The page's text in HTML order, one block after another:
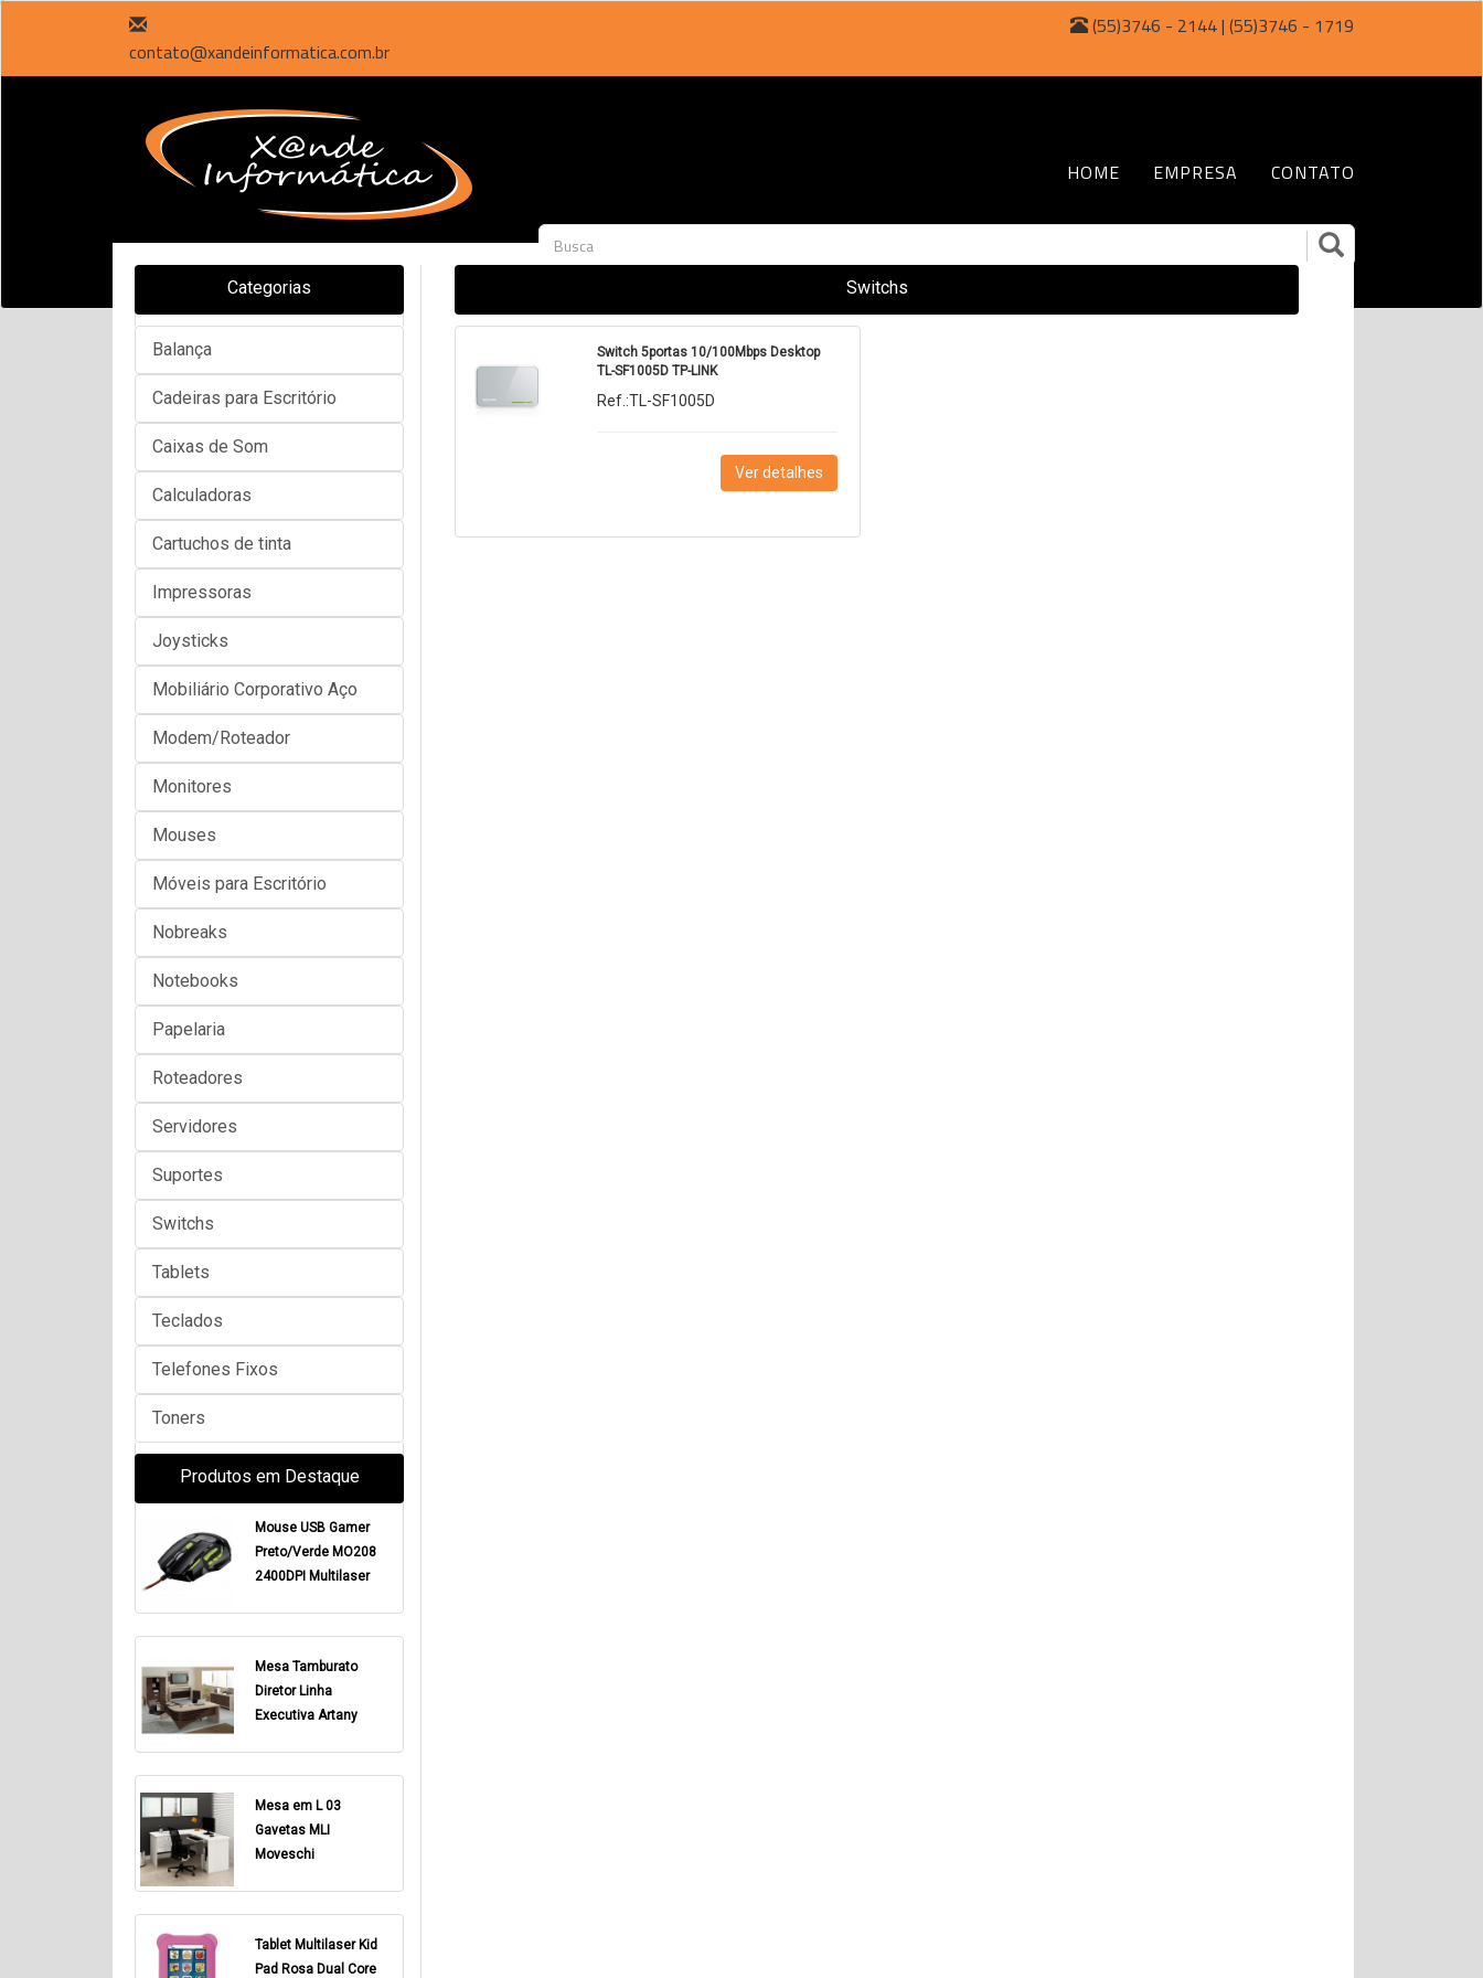
contato@xandeinformatica.com.br
(55)3746 - 2144 | (55)3746 - 1719
HOME EMPRESA CONTATO
Categorias
Balança
Cadeiras para Escritório
Caixas de Som
Calculadoras
Cartuchos de tinta
Impressoras
Joysticks
Mobiliário Corporativo Aço
Modem/Roteador
Monitores
Mouses
Móveis para Escritório
Nobreaks
Notebooks
Papelaria
Roteadores
Servidores
Suportes
Switchs
Tablets
Teclados
Telefones Fixos
Toners
Produtos em Destaque
Mouse USB Gamer
Preto/Verde MO208
2400DPI Multilaser
Mesa Tamburato
Diretor Linha
Executiva Artany
Mesa em L 03
Gavetas MLI
Moveschi
Tablet Multilaser Kid
Pad Rosa Dual Core
Switchs
Switch 5portas 10/100Mbps Desktop
TL-SF1005D TP-LINK
Ref.:TL-SF1005D
Ver detalhes